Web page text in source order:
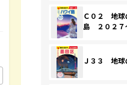
Ｃ０２ 地
島 ２０２７
Ｊ３３ 地